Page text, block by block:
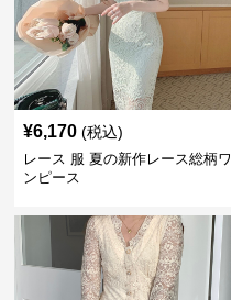
¥6,170 (税込)
レース 服 夏の新作レース総柄ワ
ンピース